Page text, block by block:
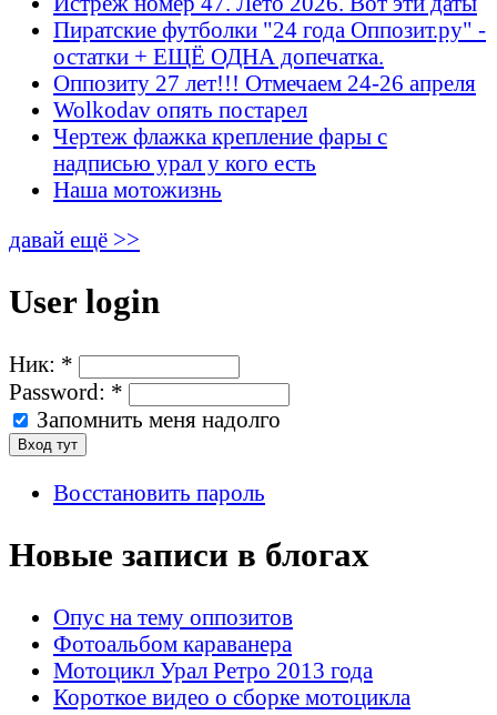
Пиратские футболки "24 года Оппозит.ру" -
остатки + ЕЩЁ ОДНА допечатка.
Оппозиту 27 лет!!! Отмечаем 24-26 апреля
Wolkodav опять постарел
Чертеж флажка крепление фары с
надписью урал у кого есть
Наша мотожизнь
давай ещё >>
User login
Ник: *
Password: *
Запомнить меня надолго
Восстановить пароль
Новые записи в блогах
Опус на тему оппозитов
Фотоальбом караванера
Мотоцикл Урал Ретро 2013 года
Короткое видео о сборке мотоцикла